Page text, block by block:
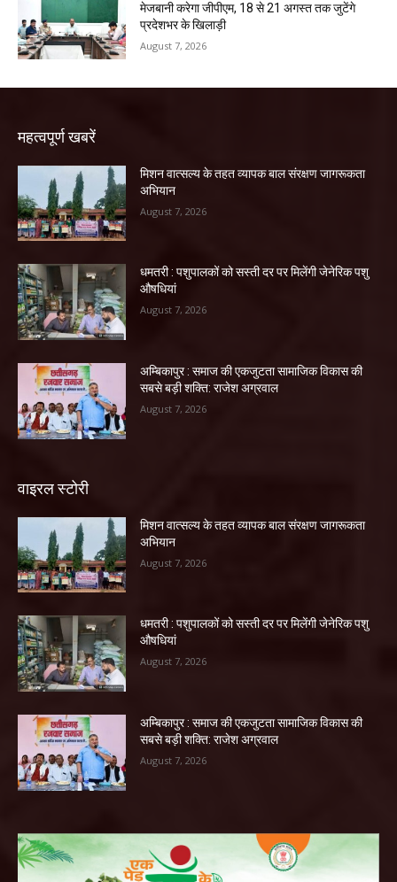
मेजबानी करेगा जीपीएम, 18 से 21 अगस्त तक जुटेंगे
प्रदेशभर के खिलाड़ी
August 7, 2026
महत्वपूर्ण खबरें
मिशन वात्सल्य के तहत व्यापक बाल संरक्षण जागरूकता
अभियान
August 7, 2026
धमतरी : पशुपालकों को सस्ती दर पर मिलेंगी जेनेरिक पशु
औषधियां
August 7, 2026
अम्बिकापुर : समाज की एकजुटता सामाजिक विकास की
सबसे बड़ी शक्ति: राजेश अग्रवाल
August 7, 2026
वाइरल स्टोरी
मिशन वात्सल्य के तहत व्यापक बाल संरक्षण जागरूकता
अभियान
August 7, 2026
धमतरी : पशुपालकों को सस्ती दर पर मिलेंगी जेनेरिक पशु
औषधियां
August 7, 2026
अम्बिकापुर : समाज की एकजुटता सामाजिक विकास की
सबसे बड़ी शक्ति: राजेश अग्रवाल
August 7, 2026